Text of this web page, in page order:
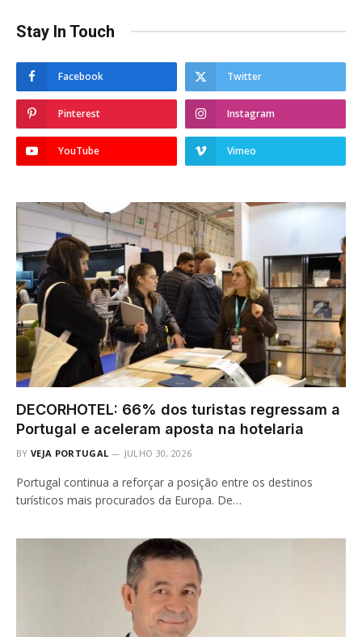
Stay In Touch
Facebook Twitter
Pinterest Instagram
YouTube Vimeo
DECORHOTEL: 66% dos turistas regressam a
Portugal e aceleram aposta na hotelaria
BY VEJA PORTUGAL JULHO 30, 2026
Portugal continua a reforçar a posição entre os destinos
turísticos mais procurados da Europa. De…